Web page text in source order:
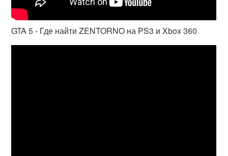
GTA 5 - Где найти ZENTORNO на PS3 и Xbox 360